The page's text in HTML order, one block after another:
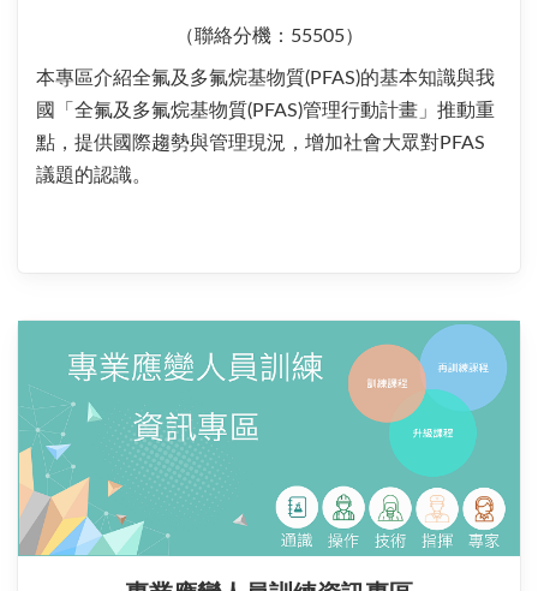
（聯絡分機：55505）
本專區介紹全氟及多氟烷基物質(PFAS)的基本知識與我
國「全氟及多氟烷基物質(PFAS)管理行動計畫」推動重
點，提供國際趨勢與管理現況，增加社會大眾對PFAS
議題的認識。